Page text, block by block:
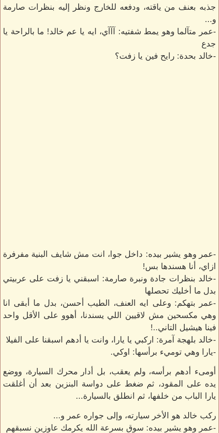
جذبه بعنف من ياقته، ودفعه للخارج ونظر إليه بنظرات صارمة
و...
-عمر متآلما وهو يمط شفتيه: آآآي، ايه يا عم خالد! ما بالراحة يا
جدع
-خالد بحدة: رايح فين يا زفت؟
-عمر وهو يشير بيده: داخل جوا، انت مش شايف البنية مفرفرة
ازاي، أنا هسندها بس!
-خالد بنظرات جادة ونبرة صارمة: اسبقني يا زفت على عربيتي
بدل ما أخليك تحصلها
-عمر بتهكم: وعلى ايه العنف، الطيب أحسن، بدل ما أبقى انا
وهي مكسحين مش لاقيين اللي يسندنا، أهوو على الأقل واحد
فينا هيشيل التاني..!
-خالد بلهجة آمرة: اركبي يا يارا، وانت يا أدهم اسبقنا على الفيلا
-يارا وهي توميء برأسها: اوكي.
أومىء أدهم برأسه، ولم يعقب، بل أدار محرك السيارة، ووضع
يده على المقود، ثم ضغط على دواسة البنزين بعد أن أغلقت
يارا الباب من خلفها، ثم انطلق بالسيارة...
ركب خالد هو الأخر سيارته، وإلى جواره عمر و...
-عمر وهو يشير بيده: سوق بسرعة الله يكرمك عاوزين نسبقهم